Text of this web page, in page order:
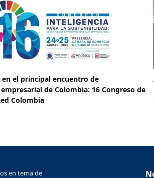
el principal encuentro de
de Colombia: 16 Congreso de
Colombia
en tema de